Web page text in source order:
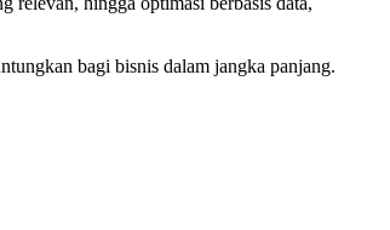
bagi bisnis dalam jangka panjang.